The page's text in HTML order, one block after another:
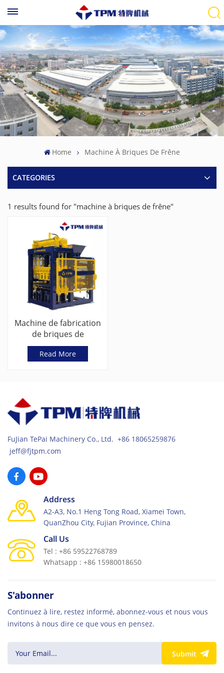
Home Machine À Briques De Frêne
CATEGORIES
1 results found for "machine à briques de frêne"
Machine de fabrication
de briques de
ciment/cendres
volantes entièrement
Read More
FuJian TePai Machinery Co., Ltd. +86 18065259876
jeff@fjtpm.com
Address
A2-A3, No.1 Heng Tong Road, Xiamei Town,
QuanZhou City, Fujian Province, China
Call Us
Tel : +86 59522768789
Whatsapp : +86 15980018650
S'abonner
Continuez à lire, restez informé, abonnez-vous et nous vous
invitons à nous dire ce que vous en pensez.
Submit